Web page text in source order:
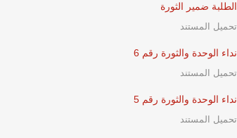
الطلبة ضمير الثورة
تحميل المستند
نداء الوحدة والثورة رقم 6
تحميل المستند
نداء الوحدة والثورة رقم 5
تحميل المستند